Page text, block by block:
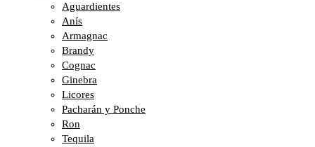
Aguardientes
Anís
Armagnac
Brandy
Cognac
Ginebra
Licores
Pacharán y Ponche
Ron
Tequila